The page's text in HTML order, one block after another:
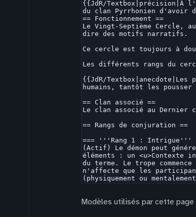
Modèles utilisés par cette page